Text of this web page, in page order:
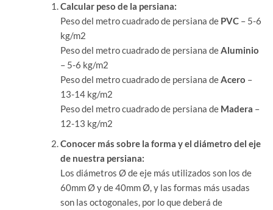
Calcular peso de la persiana:
Peso del metro cuadrado de persiana de PVC – 5-6
kg/m2
Peso del metro cuadrado de persiana deAluminio
– 5-6 kg/m2
Peso del metro cuadrado de persiana deAcero –
13-14 kg/m2
Peso del metro cuadrado de persiana de Madera –
12-13 kg/m2
Conocer más sobre la forma y el diámetro del eje
de nuestra persiana:
Los diámetros Ø de eje más utilizados son los de
60mm Ø y de 40mm Ø, y las formas más usadas
son las octogonales, por lo que deberá de